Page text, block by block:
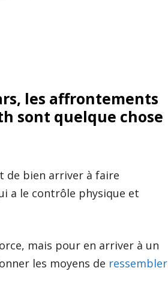
les affrontements
sont quelque chose
de bien arriver à faire
a le contrôle physique et
mais pour en arriver à un
les moyens de ressembler